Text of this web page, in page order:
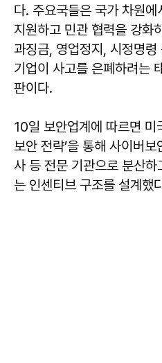
다. 주요국들은 국가 차원
지원하고 민관 협력을 강화
과징금, 영업정지, 시정명
기업이 사고를 은폐하려는
판이다.
10일 보안업계에 따르면
보안 전략’을 통해 사이버
사 등 전문 기관으로 분산
는 인센티브 구조를 설계했